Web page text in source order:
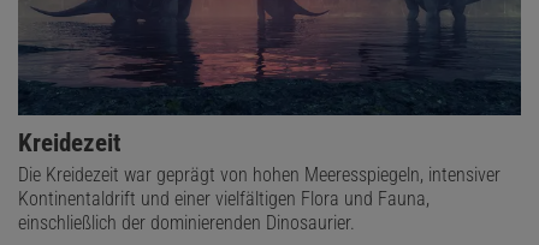
Kreidezeit
Die Kreidezeit war geprägt von hohen Meeresspiegeln, intensiver
Kontinentaldrift und einer vielfältigen Flora und Fauna,
einschließlich der dominierenden Dinosaurier.